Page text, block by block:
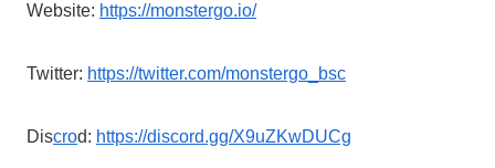
Website: https://monstergo.io/
Twitter: https://twitter.com/monstergo_bsc
Discrod: https://discord.gg/X9uZKwDUCg